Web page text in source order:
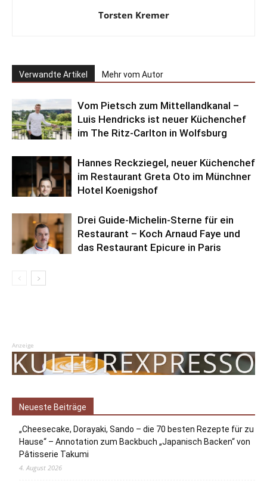
Torsten Kremer
Verwandte Artikel Mehr vom Autor
Vom Pietsch zum Mittellandkanal –
Luis Hendricks ist neuer Küchenchef
im The Ritz-Carlton in Wolfsburg
Hannes Reckziegel, neuer Küchenchef
im Restaurant Greta Oto im Münchner
Hotel Koenigshof
Drei Guide-Michelin-Sterne für ein
Restaurant – Koch Arnaud Faye und
das Restaurant Epicure in Paris
Anzeige
Neueste Beiträge
„Cheesecake, Dorayaki, Sando – die 70 besten Rezepte für zu
Hause“ – Annotation zum Backbuch „Japanisch Backen“ von
Pâtisserie Takumi
4. August 2026